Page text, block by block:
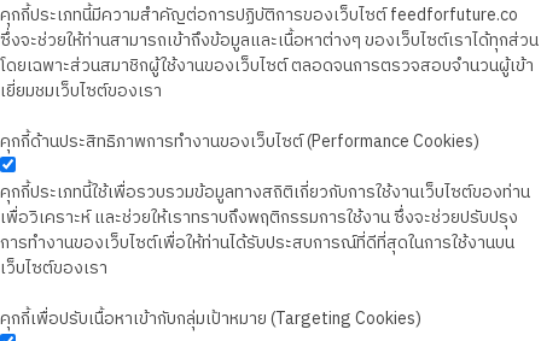
คุกกี้ประเภทนี้มีความสำคัญต่อการปฏิบัติการของเว็บไซต์ feedforfuture.co
ซึ่งจะช่วยให้ท่านสามารถเข้าถึงข้อมูลและเนื้อหาต่างๆ ของเว็บไซต์เราได้ทุกส่วน
โดยเฉพาะส่วนสมาชิกผู้ใช้งานของเว็บไซต์ ตลอดจนการตรวจสอบจำนวนผู้เข้า
เยี่ยมชมเว็บไซต์ของเรา
คุกกี้ด้านประสิทธิภาพการทำงานของเว็บไซต์ (Performance Cookies)
คุกกี้ประเภทนี้ใช้เพื่อรวบรวมข้อมูลทางสถิติเกี่ยวกับการใช้งานเว็บไซต์ของท่าน
เพื่อวิเคราะห์ และช่วยให้เราทราบถึงพฤติกรรมการใช้งาน ซึ่งจะช่วยปรับปรุง
การทำงานของเว็บไซต์เพื่อให้ท่านได้รับประสบการณ์ที่ดีที่สุดในการใช้งานบน
เว็บไซต์ของเรา
คุกกี้เพื่อปรับเนื้อหาเข้ากับกลุ่มเป้าหมาย (Targeting Cookies)